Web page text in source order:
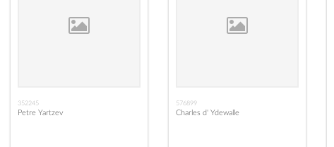
352245
Petre Yartzev
576899
Charles d' Ydewalle